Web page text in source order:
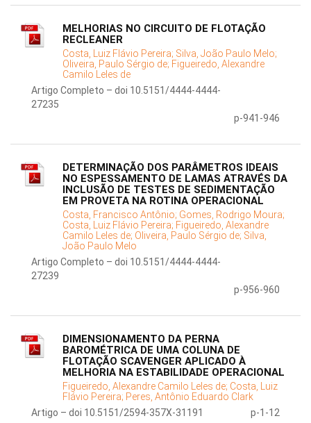
MELHORIAS NO CIRCUITO DE FLOTAÇÃO
RECLEANER
Costa, Luiz Flávio Pereira; Silva, João Paulo Melo;
Oliveira, Paulo Sérgio de; Figueiredo, Alexandre
Camilo Leles de
Artigo Completo – doi 10.5151/4444-4444-
27235
p-941-946
DETERMINAÇÃO DOS PARÂMETROS IDEAIS
NO ESPESSAMENTO DE LAMAS ATRAVÉS DA
INCLUSÃO DE TESTES DE SEDIMENTAÇÃO
EM PROVETA NA ROTINA OPERACIONAL
Costa, Francisco Antônio; Gomes, Rodrigo Moura;
Costa, Luiz Flávio Pereira; Figueiredo, Alexandre
Camilo Leles de; Oliveira, Paulo Sérgio de; Silva,
João Paulo Melo
Artigo Completo – doi 10.5151/4444-4444-
27239
p-956-960
DIMENSIONAMENTO DA PERNA
BAROMÉTRICA DE UMA COLUNA DE
FLOTAÇÃO SCAVENGER APLICADO À
MELHORIA NA ESTABILIDADE OPERACIONAL
Figueiredo, Alexandre Camilo Leles de; Costa, Luiz
Flávio Pereira; Peres, Antônio Eduardo Clark
Artigo – doi 10.5151/2594-357X-31191
p-1-12